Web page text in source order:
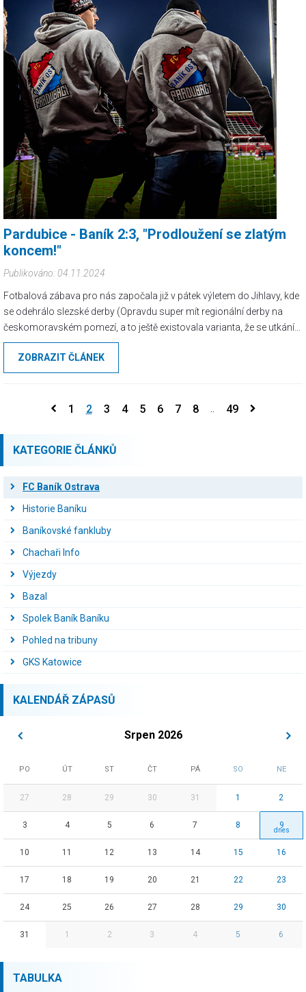
Pardubice - Baník 2:3, "Prodloužení se zlatým
koncem!"
Publikováno: 04.11.2024
Fotbalová zábava pro nás započala již v pátek výletem do Jihlavy, kde
se odehrálo slezské derby (Opravdu super mít regionální derby na
českomoravském pomezí, a to ještě existovala varianta, že se utkání
odehraje dokonce v Příbrami. Aneb český fotbal pro fanoušky…).
Sotva jsme se vrátili domů, hodili zpocené oblečení do koše na prádlo
a ulehli ke slastnému spánku, už se znovu vyráželo na cestu, tentokrát
ZOBRAZIT ČLÁNEK
1 2 3 4 5 6 7 8 49
KATEGORIE ČLÁNKŮ
FC Baník Ostrava
Historie Baníku
Baníkovské fankluby
Chachaři Info
Výjezdy
Bazal
Spolek Baník Baníku
Pohled na tribuny
GKS Katowice
KALENDÁŘ ZÁPASŮ
Srpen 2026
PO ÚT ST ČT PÁ SO NE
27 28 29 30 31 1 2
3 4 5 6 7 8 9
10 11 12 13 14 15 16
17 18 19 20 21 22 23
24 25 26 27 28 29 30
31 1 2 3 4 5 6
TABULKA